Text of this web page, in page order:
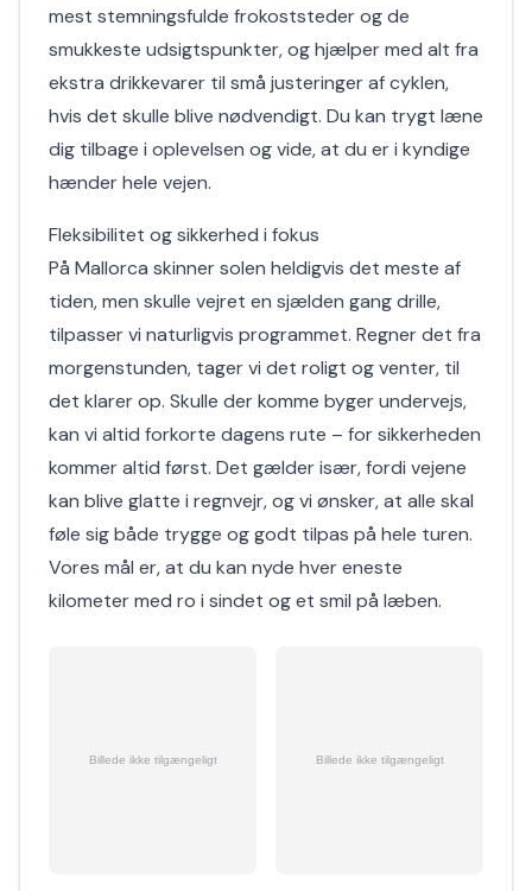
mest stemningsfulde frokoststeder og de
smukkeste udsigtspunkter, og hjælper med alt fra
ekstra drikkevarer til små justeringer af cyklen,
hvis det skulle blive nødvendigt. Du kan trygt læne
dig tilbage i oplevelsen og vide, at du er i kyndige
hænder hele vejen.
Fleksibilitet og sikkerhed i fokus
På Mallorca skinner solen heldigvis det meste af
tiden, men skulle vejret en sjælden gang drille,
tilpasser vi naturligvis programmet. Regner det fra
morgenstunden, tager vi det roligt og venter, til
det klarer op. Skulle der komme byger undervejs,
kan vi altid forkorte dagens rute – for sikkerheden
kommer altid først. Det gælder især, fordi vejene
kan blive glatte i regnvejr, og vi ønsker, at alle skal
føle sig både trygge og godt tilpas på hele turen.
Vores mål er, at du kan nyde hver eneste
kilometer med ro i sindet og et smil på læben.